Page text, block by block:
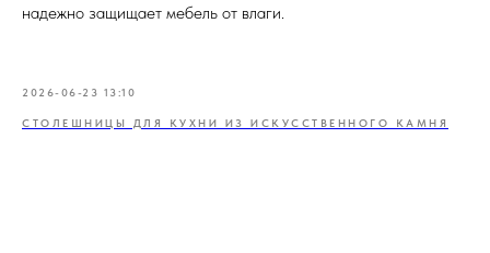
надежно защищает мебель от влаги.
2026-06-23 13:10
СТОЛЕШНИЦЫ ДЛЯ КУХНИ ИЗ ИСКУССТВЕННОГО КАМНЯ